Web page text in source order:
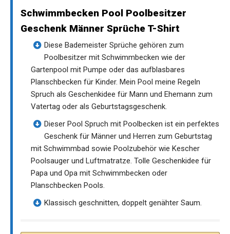
Schwimmbecken Pool Poolbesitzer
Geschenk Männer Sprüche T-Shirt
Diese Bademeister Sprüche gehören zum
Poolbesitzer mit Schwimmbecken wie der
Gartenpool mit Pumpe oder das aufblasbares
Planschbecken für Kinder. Mein Pool meine Regeln
Spruch als Geschenkidee für Mann und Ehemann zum
Vatertag oder als Geburtstagsgeschenk.
Dieser Pool Spruch mit Poolbecken ist ein perfektes
Geschenk für Männer und Herren zum Geburtstag
mit Schwimmbad sowie Poolzubehör wie Kescher
Poolsauger und Luftmatratze. Tolle Geschenkidee für
Papa und Opa mit Schwimmbecken oder
Planschbecken Pools.
Klassisch geschnitten, doppelt genähter Saum.